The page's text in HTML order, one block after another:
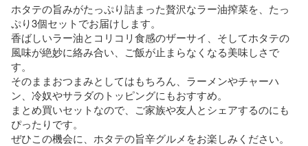
ホタテの旨みがたっぷり詰まった贅沢なラー油搾菜を、たっ
ぷり3個セットでお届けします。
香ばしいラー油とコリコリ食感のザーサイ、そしてホタテの
風味が絶妙に絡み合い、ご飯が止まらなくなる美味しさで
す。
そのままおつまみとしてはもちろん、ラーメンやチャーハ
ン、冷奴やサラダのトッピングにもおすすめ。
まとめ買いセットなので、ご家族や友人とシェアするのにも
ぴったりです。
ぜひこの機会に、ホタテの旨辛グルメをお楽しみください。